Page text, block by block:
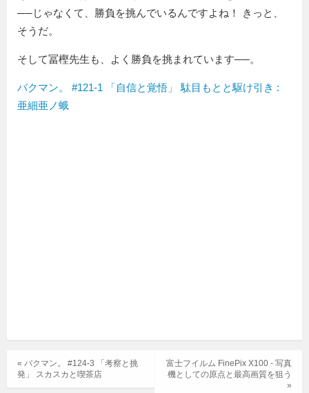
──じゃなくて、勝負を挑んでいるんですよね！ きっと、
そうだ。
そして冨樫先生も、よく勝負を挑まれています──。
バクマン。 #121-1 「自信と覚悟」 駄目もとと駆け引き :
亜細亜ノ蛾
富士フイルム FinePix X100 - 写真
機としての原点と最高画質を狙う
»
« バクマン。 #124-3 「考察と挑
発」 スカスカと喫茶店